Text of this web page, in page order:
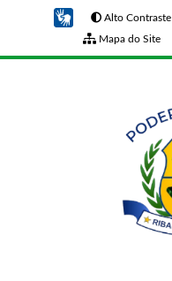
Alto Contraste
Mapa do Site